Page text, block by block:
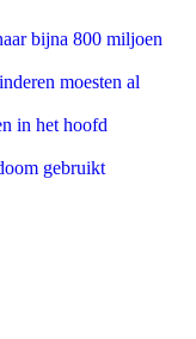
bijna 800 miljoen
moesten al
in het hoofd
gebruikt